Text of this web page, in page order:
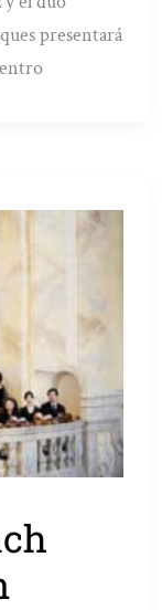
presentará